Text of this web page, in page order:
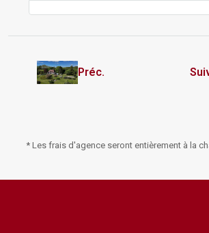
Préc.
* Les frais d'agence seront entièrement à la